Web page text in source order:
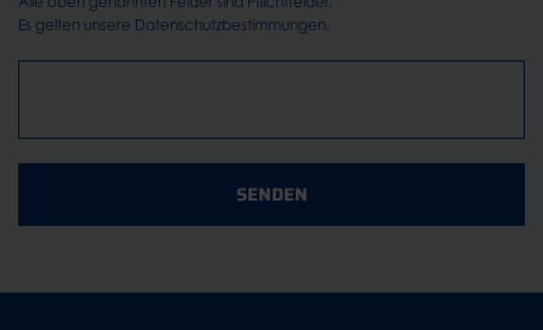
Es gelten unsere Datenschutzbestimmungen.
SENDEN